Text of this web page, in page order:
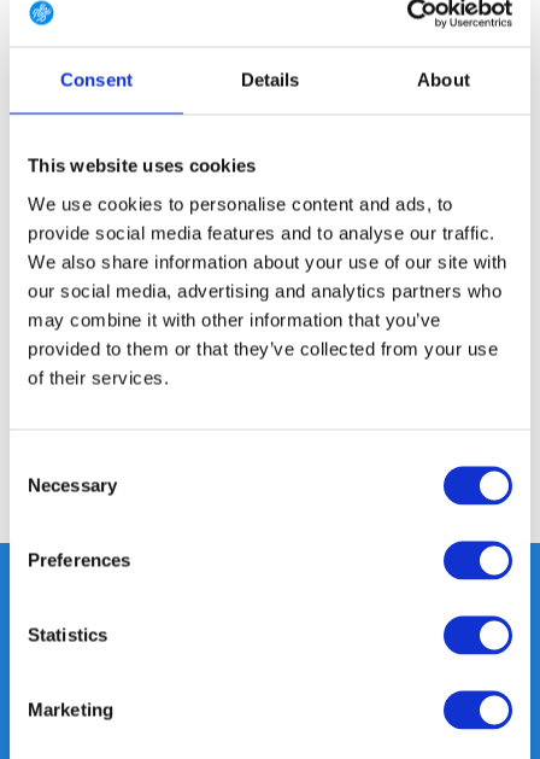
Consent Details About
This website uses cookies
We use cookies to personalise content and ads, to
provide social media features and to analyse our traffic.
We also share information about your use of our site with
our social media, advertising and analytics partners who
may combine it with other information that you’ve
provided to them or that they’ve collected from your use
of their services.
Selection
Necessary
Preferences
Statistics
Marketing
Toon meer
GRATIS LEVERING VANAF € 100
14 DAGEN RETOURTERMIJN
24/7 ONLINE WINKELEN
Productomschrijving
Specificaties
Delen
Out of the box met klanten meedenken